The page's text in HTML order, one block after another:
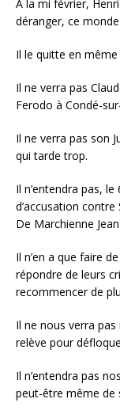
À la mi février,
déranger, ce
Il le quitte en
Il ne verra pas
Ferodo à Condé-
Il ne verra pas son
qui tarde trop.
Il n’entendra pas,
d’accusation
De Marchienne
Il n’en a que faire
répondre de leurs
recommencer de
Il ne nous verra
relève pour
Il n’entendra pas
peut-être même de